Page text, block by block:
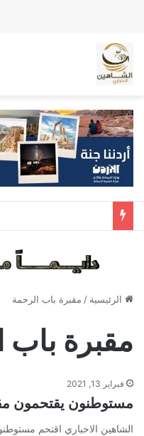
الرئيسية / مقبرة باب الرحمة
مقبرة باب
فبراير 13, 2021
مستوطنون يقتحمون
الشاهين الاخباري اقتحم